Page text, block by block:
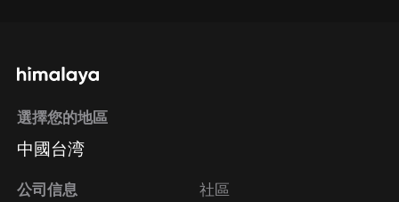
選擇您的地區
中國台湾
公司信息 社區